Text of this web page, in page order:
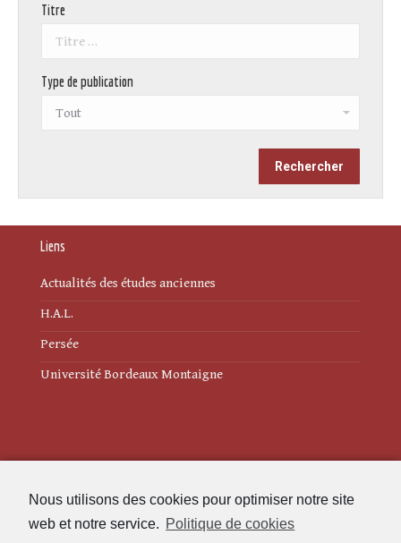
Nous utilisons des cookies pour optimiser notre site
web et notre service. Politique de cookies
Titre
Type de publication
Liens
Actualités des études anciennes
H.A.L.
Persée
Université Bordeaux Montaigne
Politique de cookies (UE)